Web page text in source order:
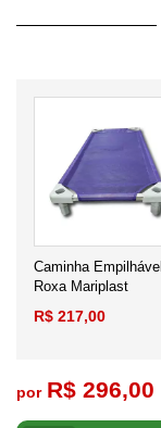
Caminha Empilhável
Roxa Mariplast
R$ 217,00
por R$ 296,00